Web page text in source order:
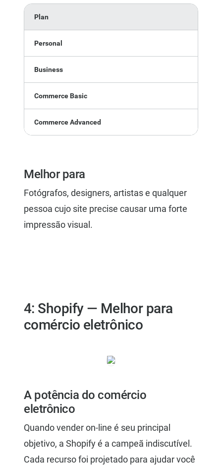
Plan
Personal
Business
Commerce Basic
Commerce Advanced
Melhor para
Fotógrafos, designers, artistas e qualquer
pessoa cujo site precise causar uma forte
impressão visual.
4: Shopify — Melhor para
comércio eletrônico
A potência do comércio
eletrônico
Quando vender on-line é seu principal
objetivo, a Shopify é a campeã indiscutível.
Cada recurso foi projetado para ajudar você